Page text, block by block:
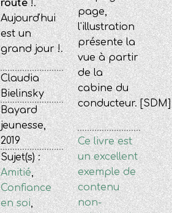
route!.
Aujourd'hui
est un
grand jour !.
Claudia
Bielinsky
Bayard
jeunesse,
2019
Sujet(s) :
Amitié,
Confiance
en soi,
page,
l'illustration
présente la
vue à partir
de la
cabine du
conducteur. [SDM]
Ce livre est
un excellent
exemple de
contenu
non-